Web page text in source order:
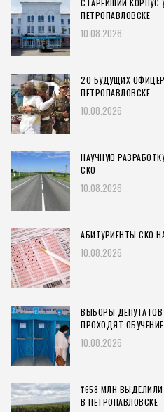
СТАРЕЙШИЙ КОРПУС
ПЕТРОПАВЛОВСКЕ
10.08.2026
20 БУДУЩИХ
ПЕТРОПАВЛОВСКЕ
10.08.2026
НАУЧНУЮ
СКО
10.08.2026
АБИТУРИЕНТЫ СКО
10.08.2026
ВЫБОРЫ ДЕПУТАТОВ
ПРОХОДЯТ ОБУЧЕНИЕ
10.08.2026
₸658 МЛН ВЫДЕЛИЛИ
В ПЕТРОПАВЛОВСКЕ